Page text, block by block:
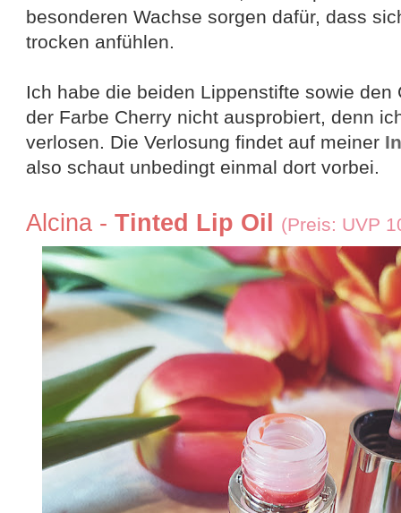
besonderen Wachse sorgen dafür, dass
trocken anfühlen.
Ich habe die beiden Lippenstifte sowie den
der Farbe Cherry nicht ausprobiert, denn
verlosen. Die Verlosung findet auf meiner
also schaut unbedingt einmal dort vorbei.
Alcina -Tinted Lip Oil (Preis: UVP